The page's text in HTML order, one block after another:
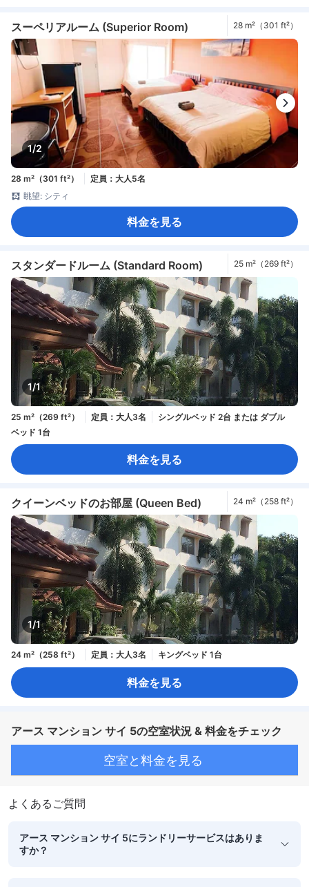
スーペリアルーム (Superior Room) 28 m²（301 ft²）
1/2
28 m²（301 ft²）
定員：大人5名
眺望: シティ
料金を見る
スタンダードルーム (Standard Room) 25 m²（269 ft²）
1/1
25 m²（269 ft²） 定員：大人3名
シングルベッド 2台 または ダブル
ベッド 1台
料金を見る
クイーンベッドのお部屋 (Queen Bed) 24 m²（258 ft²）
1/1
24 m²（258 ft²） 定員：大人3名 キングベッド 1台
料金を見る
アース マンション サイ 5の空室状況 & 料金をチェック
空室と料金を見る
よくあるご質問
アース マンション サイ 5にランドリーサービスはありま
すか？